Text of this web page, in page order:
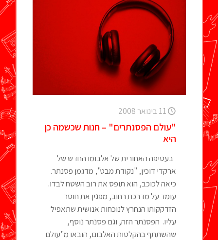
11 בינואר 2008
"עולם הפסנתרים" – חנות שכשמה כן
היא
בעטיפה האחורית של אלבומו החדש של
ארקדי דוכין, "נקודת מבט", מדגמן פסנתר.
כיאה לכוכב, הוא תופס את רוב השטח לבדו.
עומד על מדרכת רחוב, מפגין את חוסר
הזדקקותו הנחרץ לנוכחות אנושית שתאפיל
עליו. הפסנתר הזה, וגם פסנתר נוסף,
שהשתתף בהקלטות האלבום, הובאו מ"עולם